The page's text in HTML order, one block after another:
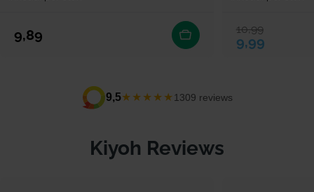
Normale prijs
9,89 Verkoopprijs
9,99
Normale prijs
10,99
9,5★★★★★ 1309 reviews
Kiyoh Reviews